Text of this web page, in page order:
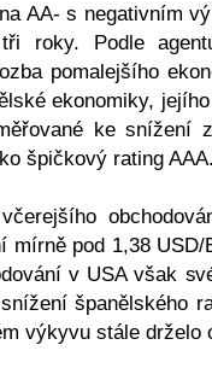
AA- s negativním
roky. Podle
pomalejšího
ekonomiky,
ke snížení
špičkový rating
mírně pod 1,38
v USA však
španělského
výkyvu stále drželo